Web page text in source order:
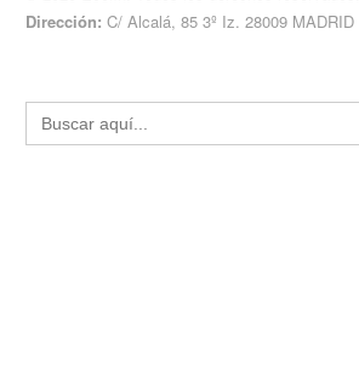
Dirección: C/ Alcalá, 85 3º Iz. 28009 MADRID
Buscar: